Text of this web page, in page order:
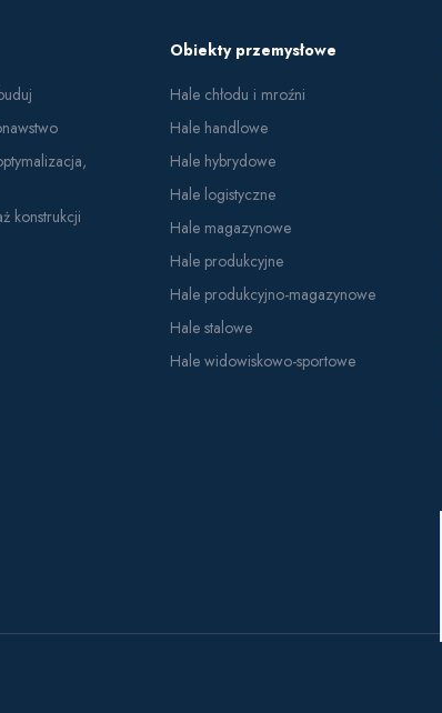
konstrukcji
Obiekty przemysłowe
Hale chłodu i mroźni
Hale handlowe
Hale hybrydowe
Hale logistyczne
Hale magazynowe
Hale produkcyjne
Hale produkcyjno-magazynowe
Hale stalowe
Hale widowiskowo-sportowe